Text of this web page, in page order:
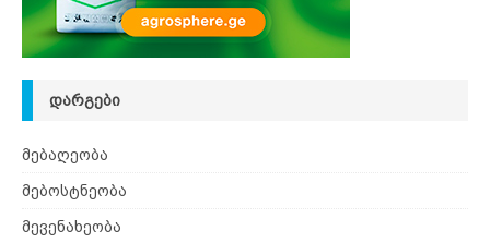
ᲓᲐᲠᲒᲔᲑᲘ
მებაღეობა
მებოსტნეობა
მევენახეობა